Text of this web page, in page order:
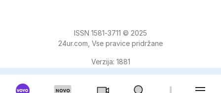
ISSN 1581‑3711 © 2025
24ur.com, Vse pravice pridržane
Verzija: 1881